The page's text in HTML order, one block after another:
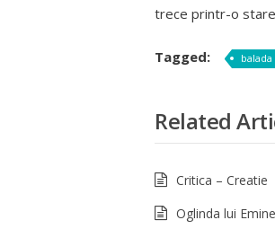
trece printr-o
Tagged: balada
Related
Critica – Creatie
Oglinda lui